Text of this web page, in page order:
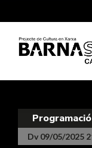
Programació
Dv 09/05/2025